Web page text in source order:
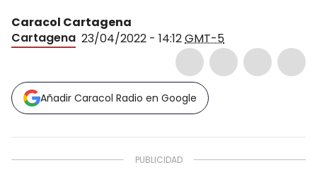
Caracol Cartagena
Cartagena 23/04/2022 - 14:12GMT-5
Añadir Caracol Radio en Google